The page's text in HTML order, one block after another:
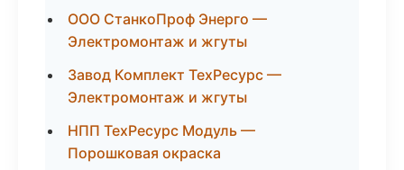
ООО СтанкоПроф Энерго —
Электромонтаж и жгуты
Завод Комплект ТехРесурс —
Электромонтаж и жгуты
НПП ТехРесурс Модуль —
Порошковая окраска